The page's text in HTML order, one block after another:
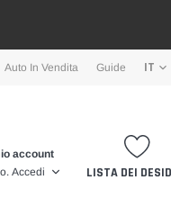
Auto In Vendita Guide IT
account
Accedi LISTA DEI